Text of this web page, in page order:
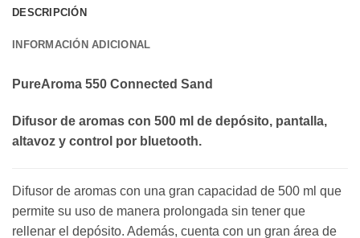
DESCRIPCIÓN
INFORMACIÓN ADICIONAL
PureAroma 550 Connected Sand
Difusor de aromas con 500 ml de depósito, pantalla,
altavoz y control por bluetooth.
Difusor de aromas con una gran capacidad de 500 ml que
permite su uso de manera prolongada sin tener que
rellenar el depósito. Además, cuenta con un gran área de